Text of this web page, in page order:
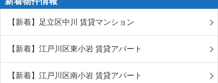
【新着】足立区中川 賃貸マンション
【新着】江戸川区東小岩 賃貸アパート
【新着】江戸川区南小岩 賃貸アパート